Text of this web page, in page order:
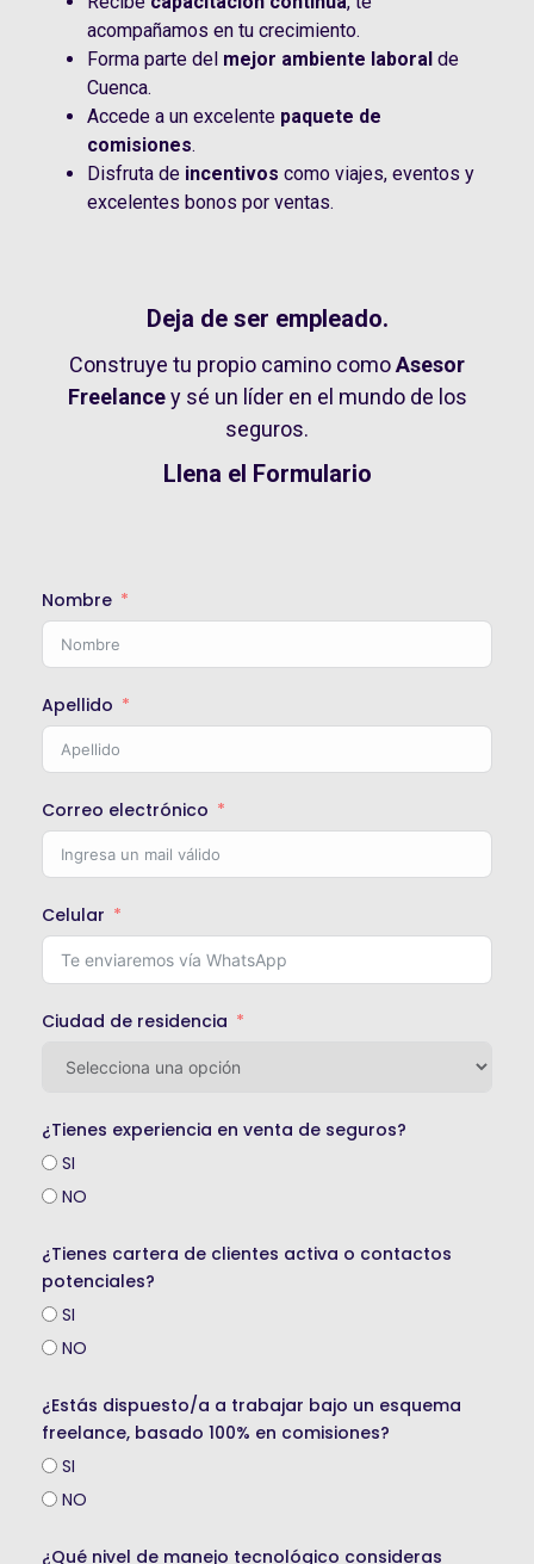
acompañamos en tu crecimiento.
Forma parte del mejor ambiente laboralde
Cuenca.
Accede a un excelente paquete de
comisiones.
Disfruta de incentivos como viajes, eventos y
excelentes bonos por ventas.
Deja de ser empleado.
Construye tu propio camino comoAsesor
Freelancey sé un líder en el mundo de los
seguros.
Llena el Formulario
Nombre
Apellido
Correo electrónico
Celular
Ciudad de residencia
¿Tienes experiencia en venta de seguros?
SI
NO
¿Tienes cartera de clientes activa o contactos
potenciales?
SI
NO
¿Estás dispuesto/a a trabajar bajo un esquema
freelance, basado 100% en comisiones?
SI
NO
¿Qué nivel de manejo tecnológico consideras